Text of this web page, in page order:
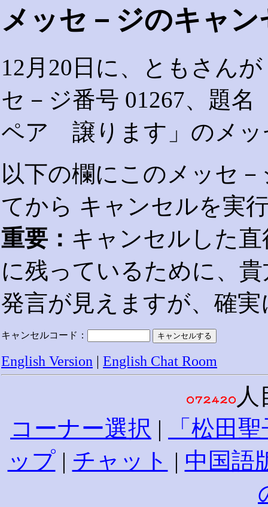
メッセ－ジのキャ
12月20日に、ともさん
セ－ジ番号 01267、題
ペア 譲ります」のメッ
以下の欄にこのメッセ
てから キャンセルを実
重要： キャンセルした
に残っているために、
発言が見えますが、確
キャンセルコード：
English Version | English Chat Room
コーナー選択 |
「松田
ップ| チャット | 中国語